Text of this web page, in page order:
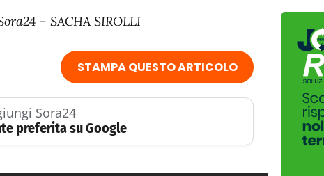
– SACHA SIROLLI
STAMPA QUESTO ARTICOLO
Sora24
preferita su Google